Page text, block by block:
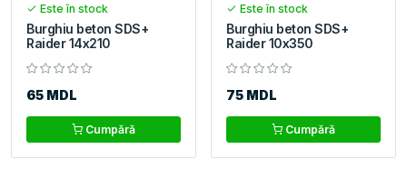
Este în stock
Burghiu beton SDS+
Raider 14x210
65 MDL
Cumpără
Este în stock
Burghiu beton SDS+
Raider 10x350
75 MDL
Cumpără